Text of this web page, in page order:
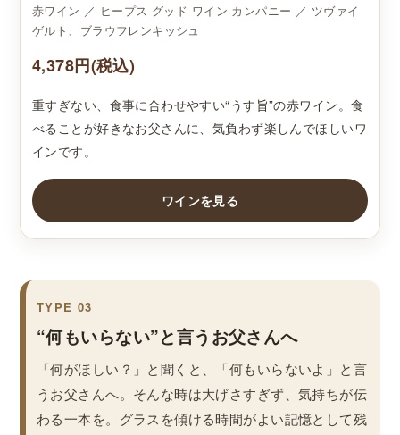
赤ワイン ／ ヒープス グッド ワイン カンパニー ／ ツヴァイ
ゲルト、ブラウフレンキッシュ
4,378円(税込)
重すぎない、食事に合わせやすい“うす旨”の赤ワイン。食
べることが好きなお父さんに、気負わず楽しんでほしいワ
インです。
ワインを見る
TYPE 03
“何もいらない”と言うお父さんへ
「何がほしい？」と聞くと、「何もいらないよ」と言
うお父さんへ。そんな時は大げさすぎず、気持ちが伝
わる一本を。グラスを傾ける時間がよい記憶として残